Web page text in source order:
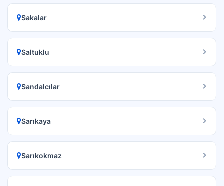
Sakalar
Saltuklu
Sandalcılar
Sarıkaya
Sarıkokmaz